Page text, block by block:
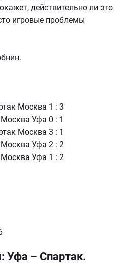
действительно ли это
игровые проблемы
Москва 1 : 3
Уфа 0 : 1
Москва 3 : 1
Уфа 2 : 2
Уфа 1 : 2
Уфа – Спартак.